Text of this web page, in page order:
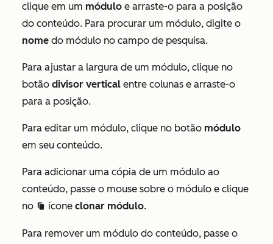
clique em um módulo e arraste-o para a posição
do conteúdo. Para procurar um módulo, digite o
nome do módulo no campo de pesquisa.
Para ajustar a largura de um módulo, clique no
botão divisor vertical entre colunas e arraste-o
para a posição.
Para editar um módulo, clique no botão módulo
em seu conteúdo.
Para adicionar uma cópia de um módulo ao
conteúdo, passe o mouse sobre o módulo e clique
no clonduplicate c ícone clonar módulo.
Para remover um módulo do conteúdo, passe o